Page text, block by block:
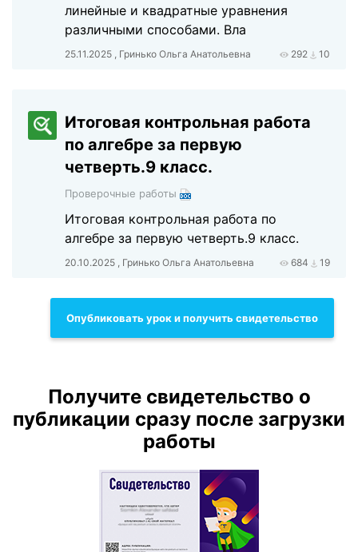
линейные и квадратные уравнения
различными способами. Вла
25.11.2025 , Гринько Ольга Анатольевна 292 10
Итоговая контрольная работа
по алгебре за первую
четверть.9 класс.
Проверочные работы
Итоговая контрольная работа по
алгебре за первую четверть.9 класс.
20.10.2025 , Гринько Ольга Анатольевна 684 19
Опубликовать урок и получить свидетельство
Получите свидетельство о
публикации сразу после загрузки
работы